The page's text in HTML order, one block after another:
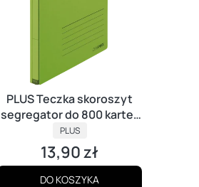
PLUS Teczka skoroszyt
segregator do 800 kartek
A4 Zero Max ZIELONA
PRODUCENT
PLUS
Cena
13,90 zł
DO KOSZYKA